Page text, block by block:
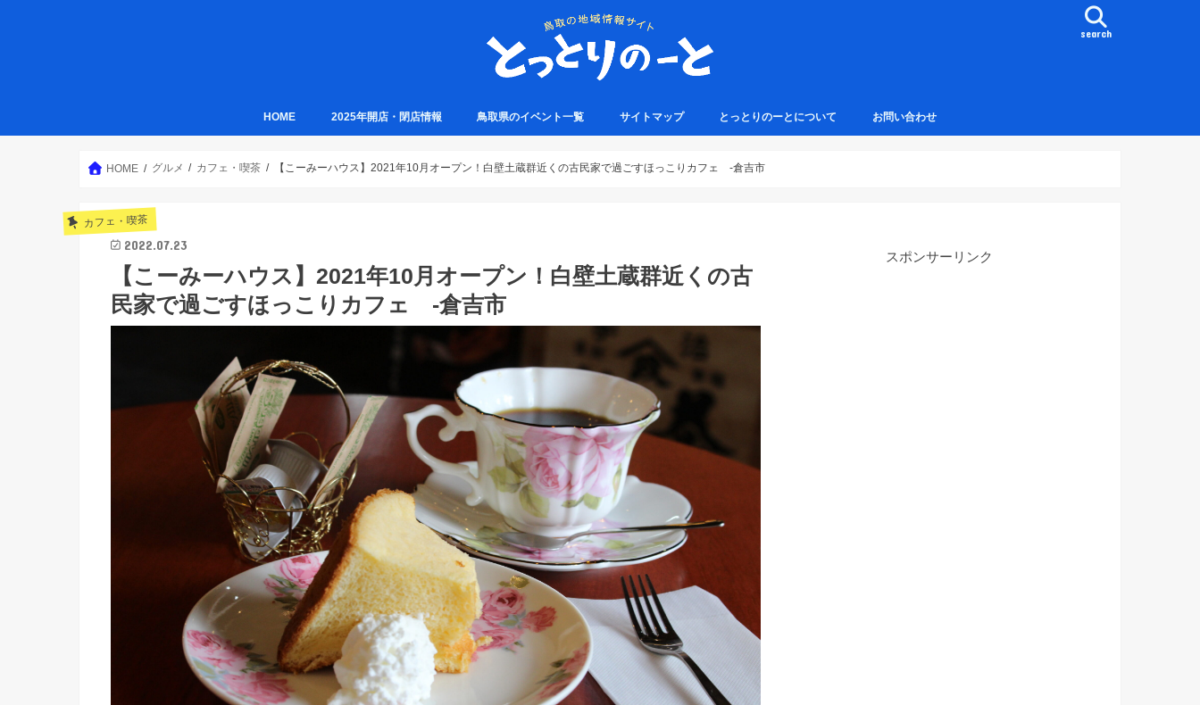
search
HOME 2025年開店・閉店情報 鳥取県のイベント一覧 サイトマップ とっとりのーとについて お問い合わせ
HOME グルメ カフェ・喫茶 【こーみーハウス】2021年10月オープン！白壁土蔵群近くの古民家で過ごすほっこりカフェ -倉吉市
カフェ・喫茶
2022.07.23
【こーみーハウス】2021年10月オープン！白壁土蔵群近くの古
民家で過ごすほっこりカフェ -倉吉市
スポンサーリンク